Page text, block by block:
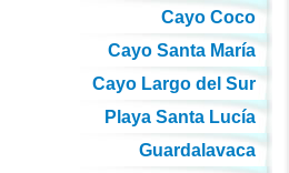
Cayo Coco
Cayo Santa María
Cayo Largo del Sur
Playa Santa Lucía
Guardalavaca